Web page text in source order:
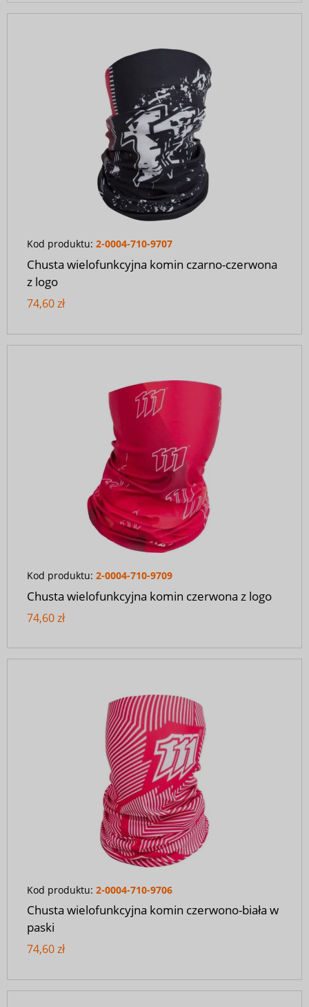
Kod produktu: 2-0004-710-9707
Chusta wielofunkcyjna komin czarno-czerwona
z logo
74,60 zł
Kod produktu: 2-0004-710-9709
Chusta wielofunkcyjna komin czerwona z logo
74,60 zł
Kod produktu: 2-0004-710-9706
Chusta wielofunkcyjna komin czerwono-biała w
paski
74,60 zł